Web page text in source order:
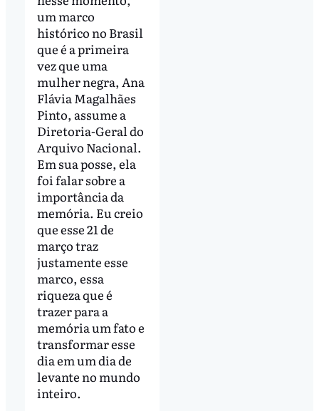
um marco
histórico no Brasil
que é a primeira
vez que uma
mulher negra, Ana
Flávia Magalhães
Pinto, assume a
Diretoria-Geral do
Arquivo Nacional.
Em sua posse, ela
foi falar sobre a
importância da
memória. Eu creio
que esse 21 de
março traz
justamente esse
marco, essa
riqueza que é
trazer para a
memória um fato e
transformar esse
dia em um dia de
levante no mundo
inteiro.